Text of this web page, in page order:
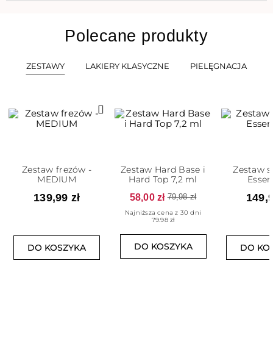
Polecane produkty
ZESTAWY LAKIERY KLASYCZNE PIELĘGNACJA
Zestaw frezów -
MEDIUM
139,99 zł
DO KOSZYKA
Zestaw Hard Base i
Hard Top 7,2 ml
58,00 zł 79,98 zł
Najniższa cena z 30 dni
79.98 zł
DO KOSZYKA
Zestaw
DO